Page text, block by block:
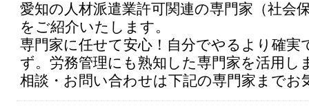
愛知の人材派遣業許可関連の専門家（社会
をご紹介いたします。
専門家に任せて安心！自分でやるより確実
ず。労務管理にも熟知した専門家を活用し
相談・お問い合わせは下記の専門家までお